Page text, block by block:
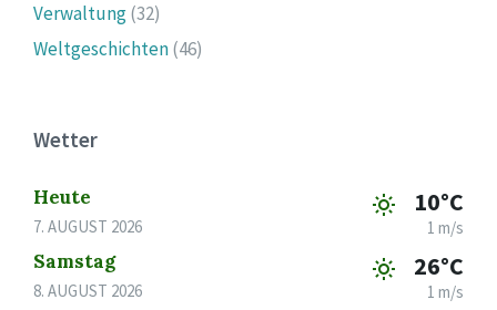
Verwaltung(32)
Weltgeschichten(46)
Wetter
Heute
7. AUGUST 2026
10°C
1 m/s
Samstag
8. AUGUST 2026
26°C
1 m/s